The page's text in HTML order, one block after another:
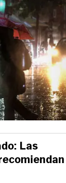
Las